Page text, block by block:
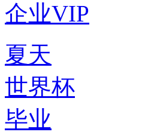
企业VIP
夏天
世界杯
毕业